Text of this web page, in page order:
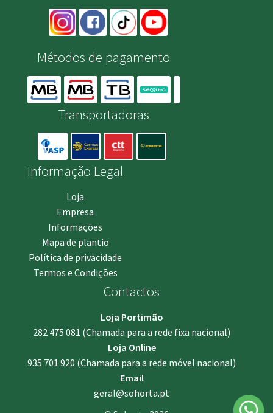
Métodos de pagamento
Transportadoras
Informação Legal
Loja
Empresa
Informações
Mapa de plantio
Política de privacidade
Termos e Condições
Contactos
Loja Portimão
282 475 081 (Chamada para a rede fixa nacional)
Loja Online
935 701 920 (Chamada para a rede móvel nacional)
Email
geral@sohorta.pt